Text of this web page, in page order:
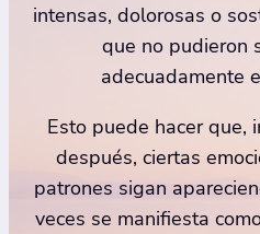
intensas, dolorosas o
que no pudieron
adecuadamente
Esto puede hacer que,
después, ciertas
patrones sigan
veces se manifiesta